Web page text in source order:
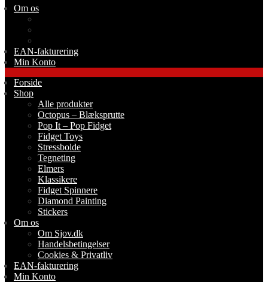
Om os
EAN-fakturering
Min Konto
Forside
Shop
Alle produkter
Octopus – Blæksprutte
Pop It – Pop Fidget
Fidget Toys
Stressbolde
Tegneting
Elmers
Klassikere
Fidget Spinnere
Diamond Painting
Stickers
Om os
Om Sjov.dk
Handelsbetingelser
Cookies & Privatliv
EAN-fakturering
Min Konto